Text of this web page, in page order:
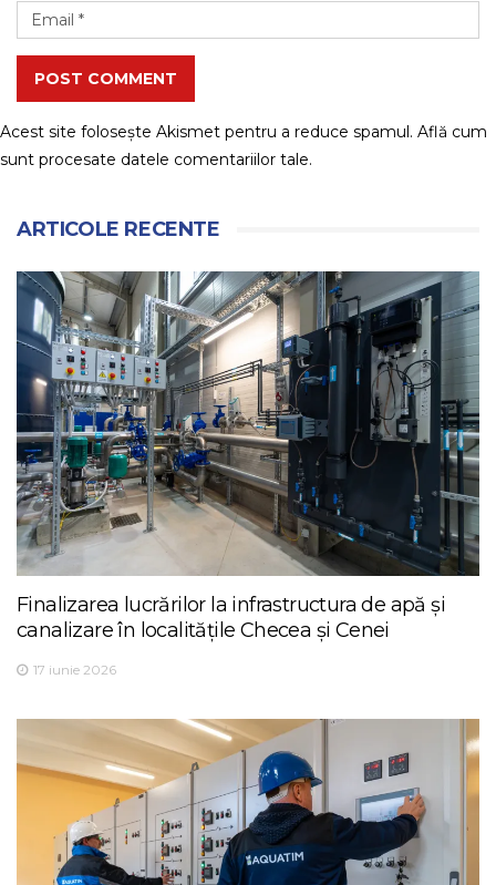
POST COMMENT
Acest site folosește Akismet pentru a reduce spamul. Află cum
sunt procesate datele comentariilor tale.
ARTICOLE RECENTE
Finalizarea lucrărilor la infrastructura de apă și
canalizare în localitățile Checea și Cenei
17 iunie 2026